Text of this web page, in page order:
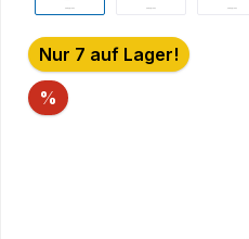
Nur 7 auf Lager!
% Rabatt